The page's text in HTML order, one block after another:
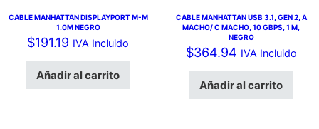
CABLE MANHATTAN DISPLAYPORT M-M
1.0M NEGRO
$191.19 IVA Incluido
Añadir al carrito
CABLE MANHATTAN USB 3.1, GEN 2, A
MACHO/ C MACHO, 10 GBPS, 1 M,
NEGRO
$364.94 IVA Incluido
Añadir al carrito